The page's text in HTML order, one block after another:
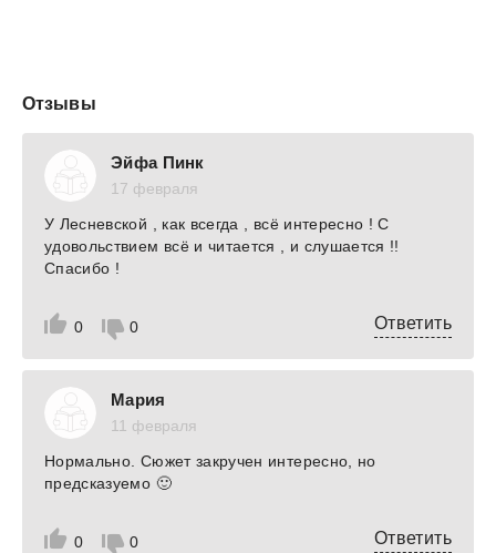
Отзывы
Эйфа Пинк
17 февраля
0 0
У Лесневской , как всегда , всё интересно ! С
удовольствием всё и читается , и слушается !!
Спасибо !
Ответить
Мария
11 февраля
0 0
Нормально. Сюжет закручен интересно, но
предсказуемо 🙂
Ответить